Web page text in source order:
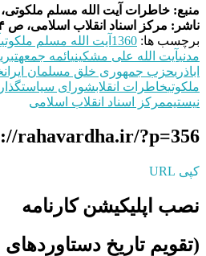
منبع: خاطرات آیت الله مسلم ملکوتی،
ناشر: مرکز اسناد انقلاب اسلامی، ص ۲۳۴ – ۲۳۵
برچسب ها: 1360 آيت‌ الله مسلم ملکوتی
مدنیآیت الله علی مشکینیائمه جمعه
اباذریحزب جمهوری خلق مسلمان ایران
ملکوتیخاطرات انقلابشورای
نیستیممرکز اسناد انقلاب اسلامی
rahavardha.ir/?p=356
کپی URL
نصب اپلیکیشن کارنامه
(تقویم تاریخ